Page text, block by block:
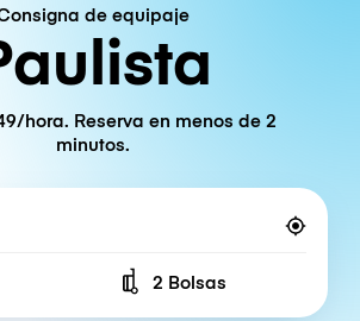
de equipaje
hora. Reserva en menos de 2
minutos.
Number of bags
2 Bolsas